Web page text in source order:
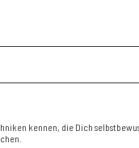
kennen, die Dich